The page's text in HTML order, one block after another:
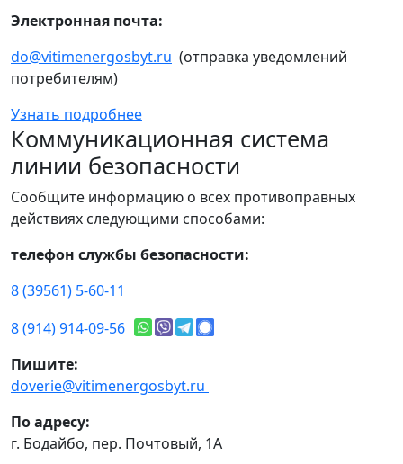
Электронная почта:
do@vitimenergosbyt.ru (отправка уведомлений
потребителям)
Узнать подробнее
Коммуникационная система
линии безопасности
Сообщите информацию о всех противоправных
действиях следующими способами:
телефон службы безопасности:
8 (39561) 5-60-11
8 (914) 914-09-56
Пишите:
doverie@vitimenergosbyt.ru
По адресу:
г. Бодайбо, пер. Почтовый, 1А